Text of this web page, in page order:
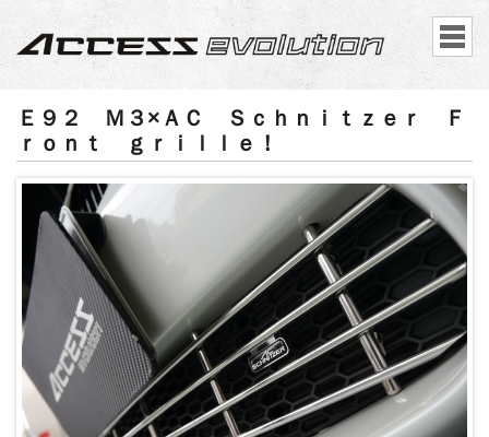
Ｅ９２ Ｍ３×ＡＣ Ｓｃｈｎｉｔｚｅｒ Ｆ
ｒｏｎｔ ｇｒｉｌｌｅ！